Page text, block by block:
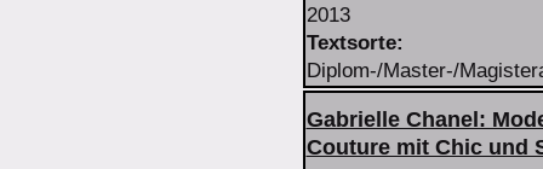
2013
Textsorte:
Diplom-/Master-/
Gabrielle Chanel:
Couture mit Chic und